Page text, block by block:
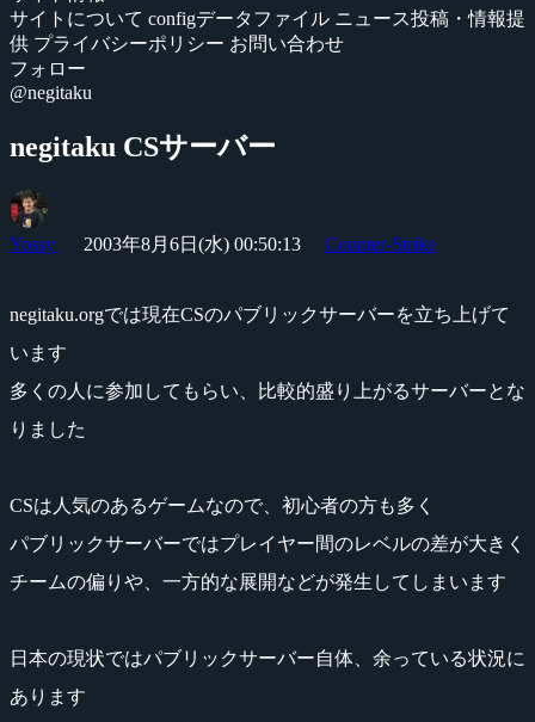
サイトについて configデータファイル ニュース投稿・情報提
供 プライバシーポリシー お問い合わせ
フォロー
@negitaku
negitaku CSサーバー
Yossy 2003年8月6日(水) 00:50:13 Counter-Strike
negitaku.orgでは現在CSのパブリックサーバーを立ち上げて
います
多くの人に参加してもらい、比較的盛り上がるサーバーとな
りました
CSは人気のあるゲームなので、初心者の方も多く
パブリックサーバーではプレイヤー間のレベルの差が大きく
チームの偏りや、一方的な展開などが発生してしまいます
日本の現状ではパブリックサーバー自体、余っている状況に
あります